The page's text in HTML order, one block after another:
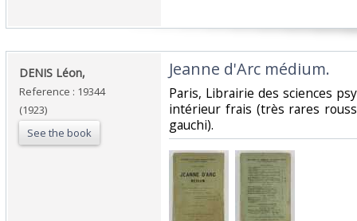
‎DENIS Léon,‎
Reference : 19344
(1923)
See the book
‎Jeanne d'Arc médium.‎
‎Paris, Librairie des sciences
intérieur frais (très rares
gauchi).‎